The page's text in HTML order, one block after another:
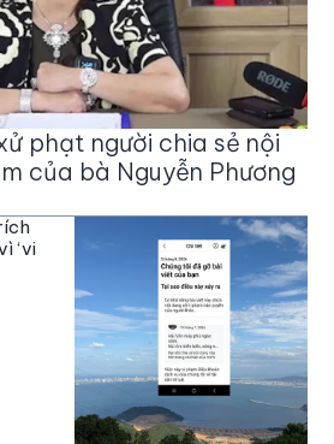
phạt người chia sẻ nội
của bà Nguyễn Phương
‘vi